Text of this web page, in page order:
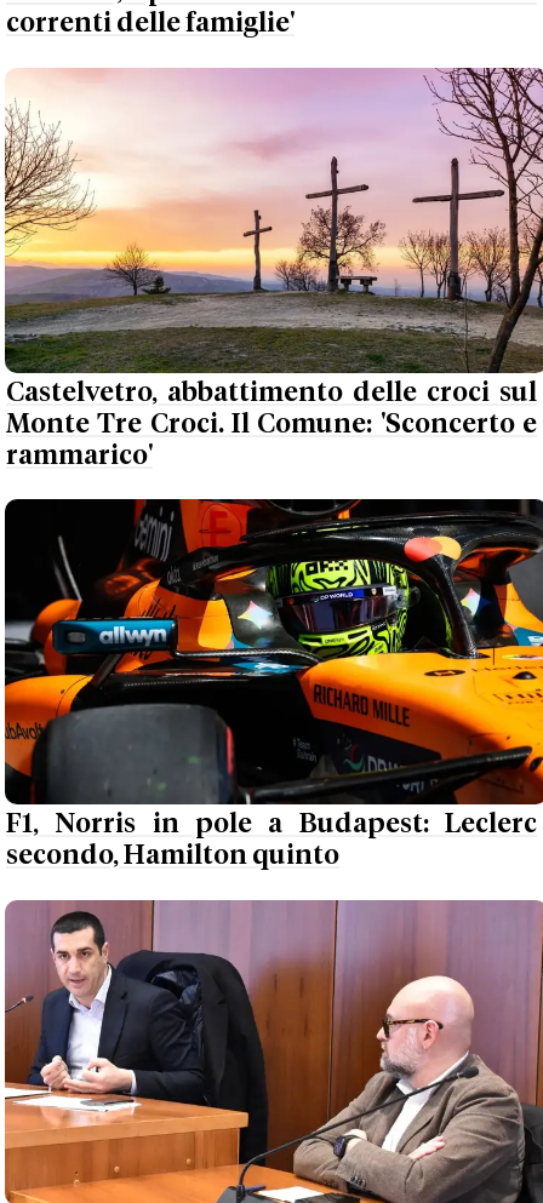
correnti delle famiglie'
Castelvetro, abbattimento delle croci sul
Monte Tre Croci. Il Comune: 'Sconcerto e
rammarico'
F1, Norris in pole a Budapest: Leclerc
secondo, Hamilton quinto